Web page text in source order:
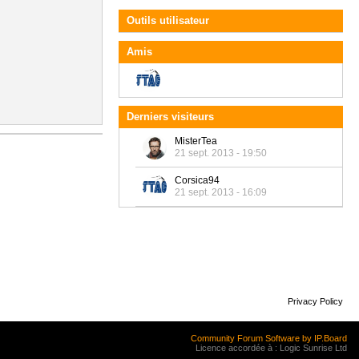
Outils utilisateur
Amis
Derniers visiteurs
MisterTea
21 sept. 2013 - 19:50
Corsica94
21 sept. 2013 - 16:09
Privacy Policy
Community Forum Software by IP.Board
Licence accordée à : Logic Sunrise Ltd